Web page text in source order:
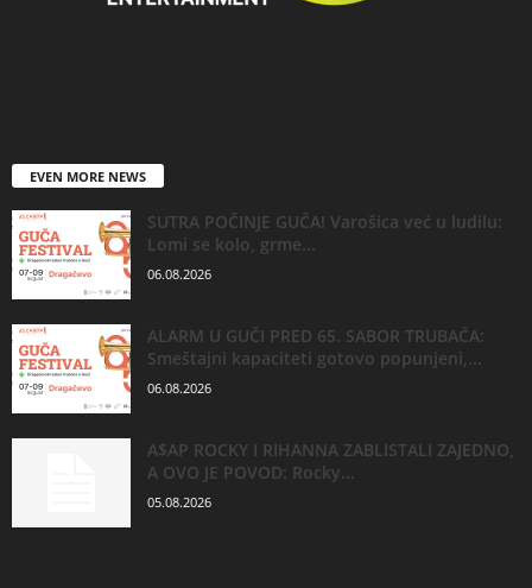
EVEN MORE NEWS
SUTRA POČINJE GUČA! Varošica već u ludilu:
Lomi se kolo, grme...
06.08.2026
ALARM U GUČI PRED 65. SABOR TRUBAČA:
Smeštajni kapaciteti gotovo popunjeni,...
06.08.2026
A$AP ROCKY I RIHANNA ZABLISTALI ZAJEDNO,
A OVO JE POVOD: Rocky...
05.08.2026